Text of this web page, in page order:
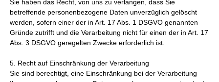
Sie haben das Recht, von uns zu verlangen, dass Sie
betreffende personenbezogene Daten unverzüglich gelöscht
werden, sofern einer der in Art. 17 Abs. 1 DSGVO genannten
Gründe zutrifft und die Verarbeitung nicht für einen der in Art. 17
Abs. 3 DSGVO geregelten Zwecke erforderlich ist.
5. Recht auf Einschränkung der Verarbeitung
Sie sind berechtigt, eine Einschränkung bei der Verarbeitung